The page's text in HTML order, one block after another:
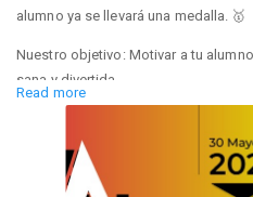
alumno ya se llevará una medalla. 🥇
Nuestro objetivo: Motivar a tu
sana y divertida.
Dicho esto, ven a fomar parte de
momento de revolucionar a tu
Read more